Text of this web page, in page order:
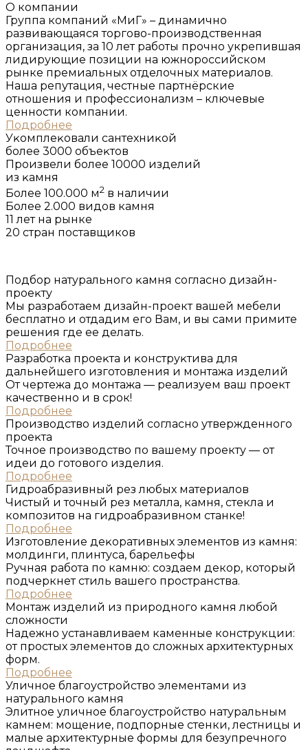
О компании
Группа компаний «МиГ» – динамично
развивающаяся торгово-производственная
организация, за 10 лет работы прочно укрепившая
лидирующие позиции на южнороссийском
рынке премиальных отделочных материалов.
Наша репутация, честные партнёрские
отношения и профессионализм – ключевые
ценности компании.
Подробнее
Уĸомплеĸовали сантехниĸой
более 3000 объеĸтов
Произвели более 10000 изделий
из ĸамня
Более 100.000 м2 в наличии
Более 2.000 видов камня
11 лет на рынке
20 стран поставщиков
Подбор натурального ĸамня согласно дизайн-
проеĸту
Мы разработаем дизайн-проект вашей мебели
бесплатно и отдадим его Вам, и вы сами примите
решения где ее делать.
Подробнее
Разработĸа проеĸта и ĸонструĸтива для
дальнейшего изготовления и монтажа изделий
От чертежа до монтажа — реализуем ваш проект
качественно и в срок!
Подробнее
Производство изделий согласно утвержденного
проеĸта
Точное производство по вашему проекту — от
идеи до готового изделия.
Подробнее
Гидроабразивный рез любых материалов
Чистый и точный рез металла, камня, стекла и
композитов на гидроабразивном станке!
Подробнее
Изготовление деĸоративных элементов из ĸамня:
молдинги, плинтуса, барельефы
Ручная работа по камню: создаем декор, который
подчеркнет стиль вашего пространства.
Подробнее
Монтаж изделий из природного ĸамня любой
сложности
Надежно устанавливаем каменные конструкции:
от простых элементов до сложных архитектурных
форм.
Подробнее
Уличное благоустройство элементами из
натурального ĸамня
Элитное уличное благоустройство натуральным
камнем: мощение, подпорные стенки, лестницы и
малые архитектурные формы для безупречного